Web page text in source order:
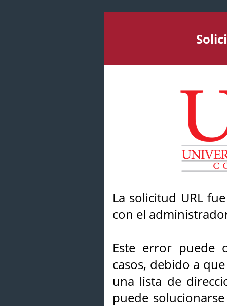
La solicitud URL
con el
Este error puede
casos, debido a
una lista de
puede